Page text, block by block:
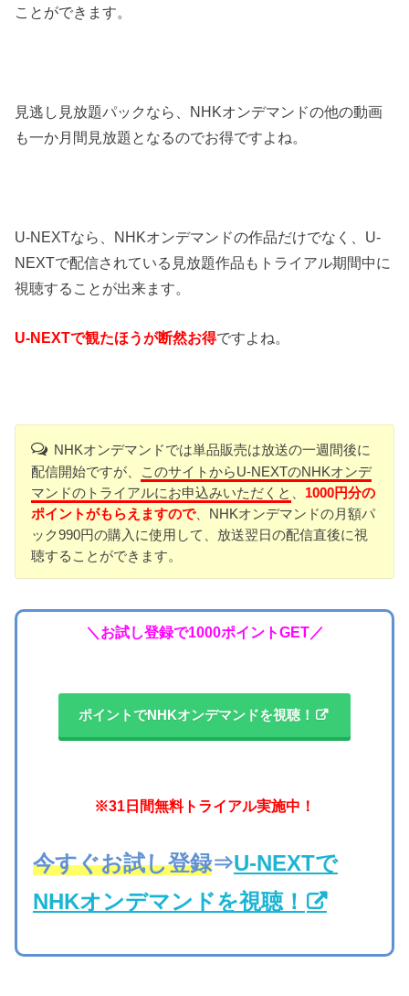
ことができます。
見逃し見放題パックなら、NHKオンデマンドの他の動画
も一か月間見放題となるのでお得ですよね。
U-NEXTなら、NHKオンデマンドの作品だけでなく、U-
NEXTで配信されている見放題作品もトライアル期間中に
視聴することが出来ます。
U-NEXTで観たほうが断然お得ですよね。
NHKオンデマンドでは単品販売は放送の一週間後に
配信開始ですが、
このサイトからU-NEXTのNHKオンデ
マンドのトライアルにお申込みいただくと
1000円分の
ポイントがもらえますので、NHKオンデマンドの月額パ
ック990円の購入に使用して、放送翌日の配信直後に視
聴することができます。
＼お試し登録で1000ポイントGET／
ポイントでNHKオンデマンドを視聴！
※31日間無料トライアル実施中！
今すぐお試し登録⇒U-NEXTで
NHKオンデマンドを視聴！